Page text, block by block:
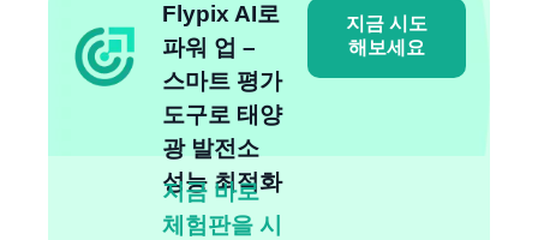
Flypix AI로
파워 업 –
스마트 평가
도구로 태양
광 발전소
성능 최적화
지금 바로
체험판을 시
지금 시도
해보세요